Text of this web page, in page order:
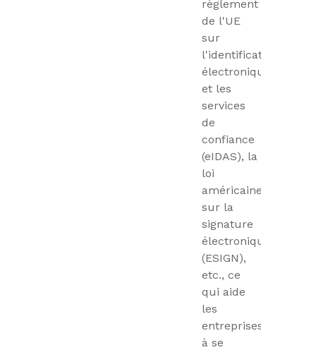
règlement
de l'UE
sur
l'identification
électronique
et les
services
de
confiance
(eIDAS), la
loi
américaine
sur la
signature
électronique
(ESIGN),
etc., ce
qui aide
les
entreprises
à se